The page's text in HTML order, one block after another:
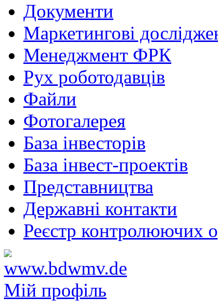
Документи
Маркетингові
Менеджмент ФРК
Рух роботодавців
Файли
Фотогалерея
База інвесторів
База інвест-проектів
Представництва
Державні контакти
Реєстр контролюючих
Мій профіль